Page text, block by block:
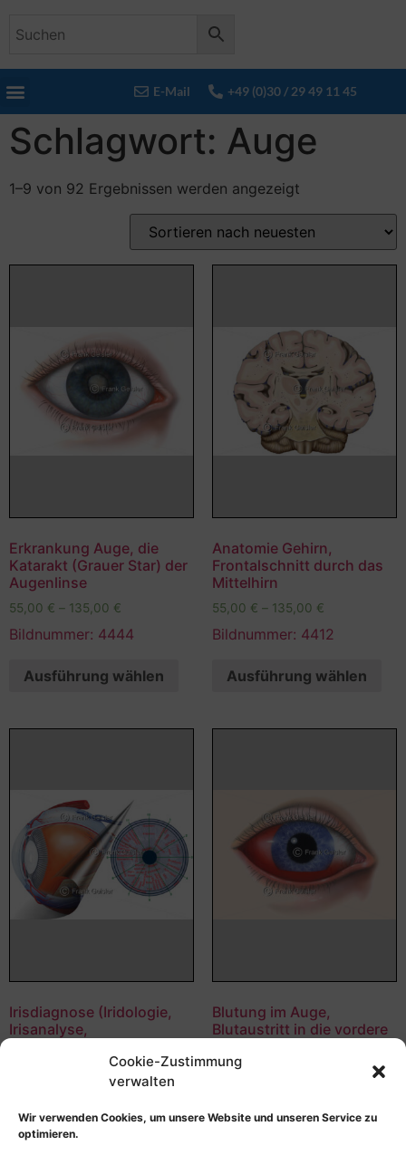
Cookie-Zustimmung
verwalten
Wir verwenden Cookies, um unsere Website und unseren Service zu
optimieren.
E-Mail +49 (0)30 / 29 49 11 45
Schlagwort: Auge
1–9 von 92 Ergebnissen werden angezeigt
Erkrankung Auge, die
Katarakt (Grauer Star) der
Augenlinse
55,00 € – 135,00 €
Bildnummer: 4444
Ausführung wählen
Anatomie Gehirn,
Frontalschnitt durch das
Mittelhirn
55,00 € – 135,00 €
Bildnummer: 4412
Ausführung wählen
Irisdiagnose (Iridologie,
Irisanalyse,
Alternativmedizin
135,00€
Bildnummer: 4332
Blutung im Auge,
Blutaustritt in die vordere
55,00